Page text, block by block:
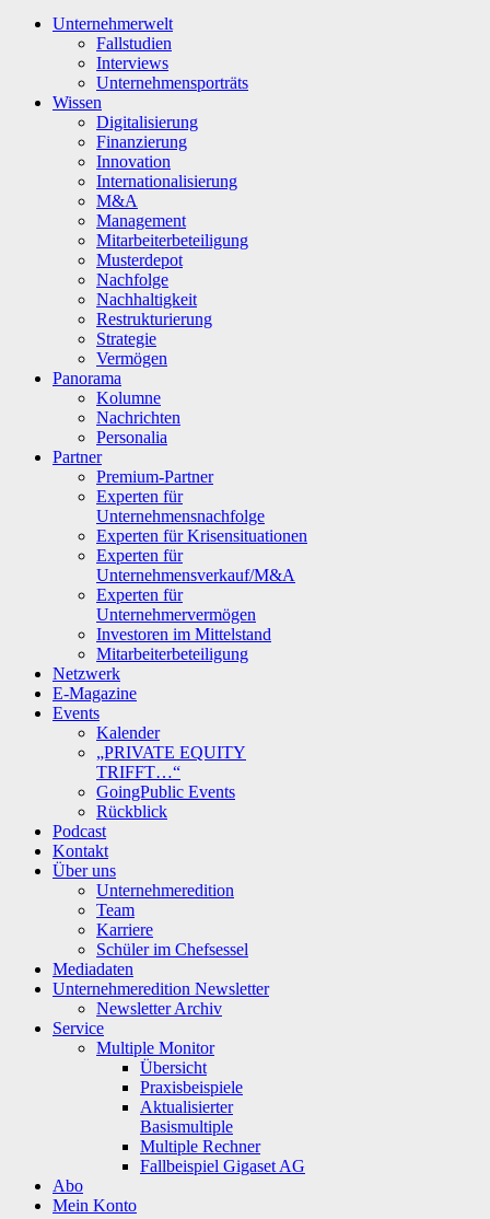
Unternehmerwelt
Fallstudien
Interviews
Unternehmensporträts
Wissen
Digitalisierung
Finanzierung
Innovation
Internationalisierung
M&A
Management
Mitarbeiterbeteiligung
Musterdepot
Nachfolge
Nachhaltigkeit
Restrukturierung
Strategie
Vermögen
Panorama
Kolumne
Nachrichten
Personalia
Partner
Premium-Partner
Experten für
Unternehmensnachfolge
Experten für Krisensituationen
Experten für
Unternehmensverkauf/M&A
Experten für
Unternehmervermögen
Investoren im Mittelstand
Mitarbeiterbeteiligung
Netzwerk
E-Magazine
Events
Kalender
„PRIVATE EQUITY
TRIFFT…“
GoingPublic Events
Rückblick
Podcast
Kontakt
Über uns
Unternehmeredition
Team
Karriere
Schüler im Chefsessel
Mediadaten
Unternehmeredition Newsletter
Newsletter Archiv
Service
Multiple Monitor
Übersicht
Praxisbeispiele
Aktualisierter
Basismultiple
Multiple Rechner
Fallbeispiel Gigaset AG
Abo
Mein Konto